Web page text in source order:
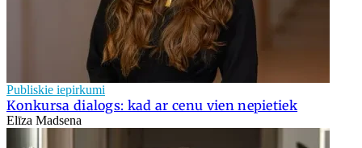
Publiskie iepirkumi
Konkursa dialogs: kad ar cenu vien nepietiek
Elīza Madsena